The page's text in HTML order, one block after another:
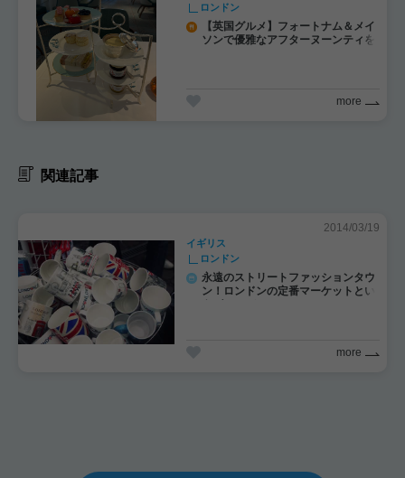
ロンドン
【英国グルメ】フォートナム＆メイ
ソンで優雅なアフターヌーンティを
more
関連記事
2014/03/19
イギリス
ロンドン
永遠のストリートファッションタウ
ン！ロンドンの定番マーケットとい
えばカムデン！
more